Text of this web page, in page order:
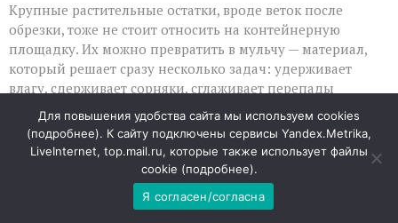
Крупные растительные остатки, вроде веток после
обрезки, тоже не стоит относить на контейнерную
площадку. Их можно превратить в мульчу — материал,
который решает сразу несколько задач: удерживает
влагу, сдерживает сорняки, сглаживает перепады
температур у корней. Для этого ветки измельчают в
щепу: подойдёт как собственная техника, так и аренда с
выездом на участок. Щепу рассыпают вокруг деревьев,
кустарников и на дорожках — слой получается и
практичным, и эстетичным. При этом важно учитывать
особенности культур: например, хвойная щепа лучше
Для повышения удобства сайта мы используем cookies
(подробнее). К сайту подключены сервисы Yandex.Metrika,
LiveInternet, top.mail.ru, которые также использует файлы
cookie (подробнее).
Я согласен/согласна